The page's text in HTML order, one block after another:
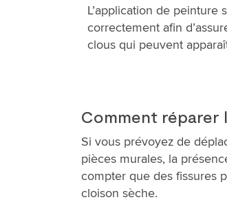
L’application de
correctement afin
clous qui peuvent
Comment réparer
Si vous prévoyez de
pièces murales, la
compter que des fissures
cloison sèche.